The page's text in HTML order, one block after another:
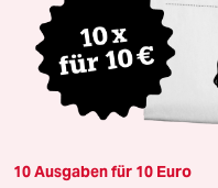
10 Ausgaben für 10 Euro